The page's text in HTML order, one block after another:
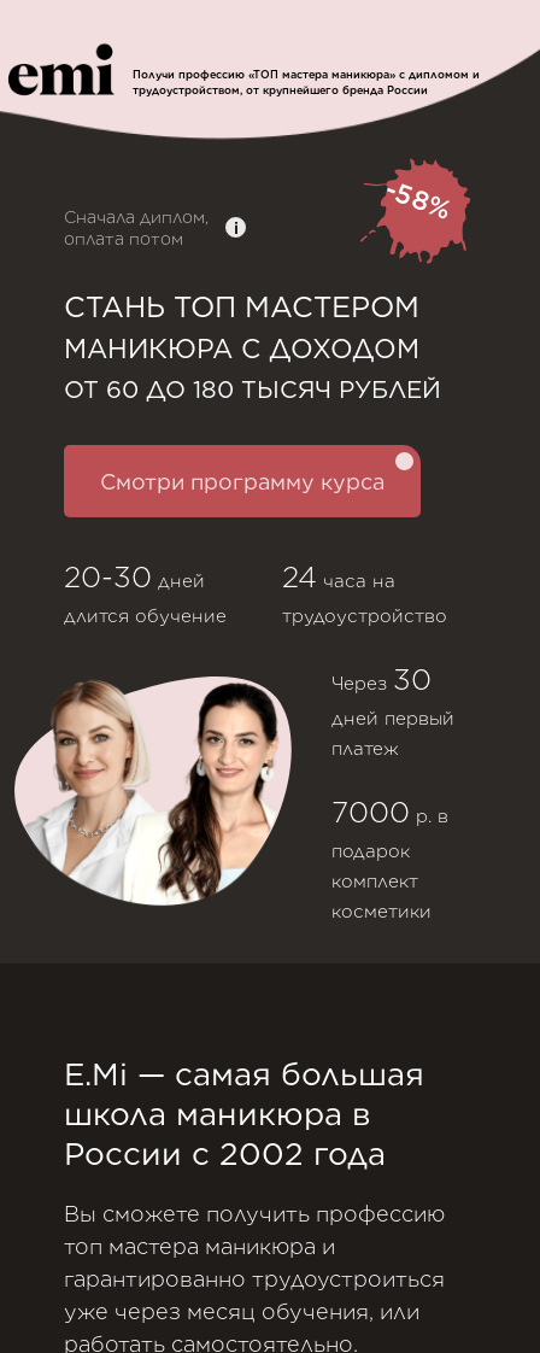
Получи профессию «ТОП мастера маникюра» с дипломом и
трудоустройством, от крупнейшего бренда России
Сначала диплом,
оплата потом
i
СТАНЬ ТОП МАСТЕРОМ
МАНИКЮРА С ДОХОДОМ
ОТ 60 ДО 180 ТЫСЯЧ РУБЛЕЙ
Смотри программу курса
-58%
20-30 дней
длится обучение
24 часа на
трудоустройство
Через 30
дней первый
платеж
7000 р. в
подарок
комплект
косметики
E.Mi — самая большая
школа маникюра в
России с 2002 года
Вы сможете получить профессию
топ мастера маникюра и
гарантированно трудоустроиться
уже через месяц обучения, или
работать самостоятельно.